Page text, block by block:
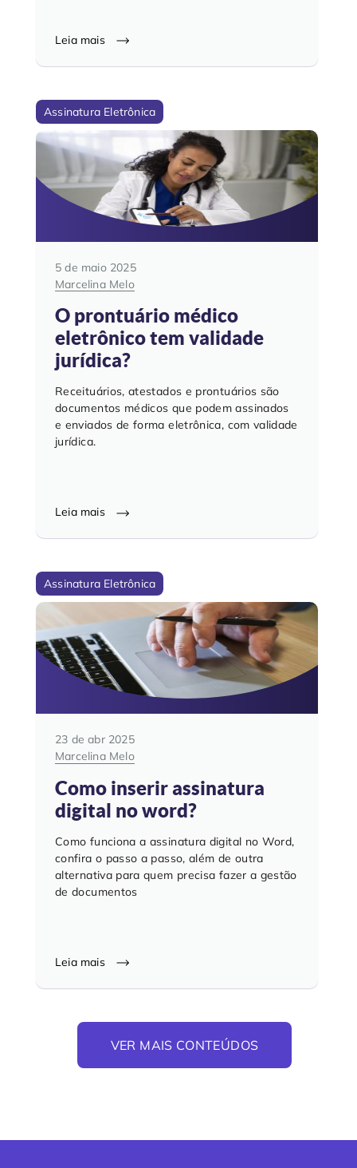
Leia mais
Assinatura Eletrônica
5 de maio 2025
Marcelina Melo
O prontuário médico
eletrônico tem validade
jurídica?
Receituários, atestados e prontuários são
documentos médicos que podem assinados
e enviados de forma eletrônica, com validade
jurídica.
Leia mais
Assinatura Eletrônica
23 de abr 2025
Marcelina Melo
Como inserir assinatura
digital no word?
Como funciona a assinatura digital no Word,
confira o passo a passo, além de outra
alternativa para quem precisa fazer a gestão
de documentos
Leia mais
VER MAIS CONTEÚDOS